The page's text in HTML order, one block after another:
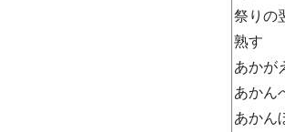
祭りの
熟す
あかが
あかん
あかん